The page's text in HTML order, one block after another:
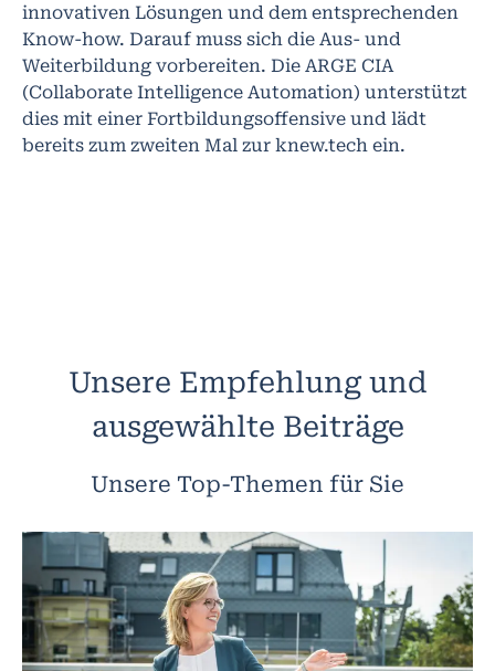
innovativen Lösungen und dem entsprechenden
Know-how. Darauf muss sich die Aus- und
Weiterbildung vorbereiten. Die ARGE CIA
(Collaborate Intelligence Automation) unterstützt
dies mit einer Fortbildungsoffensive und lädt
bereits zum zweiten Mal zur knew.tech ein.
Unsere Empfehlung und
ausgewählte Beiträge
Unsere Top-Themen für Sie